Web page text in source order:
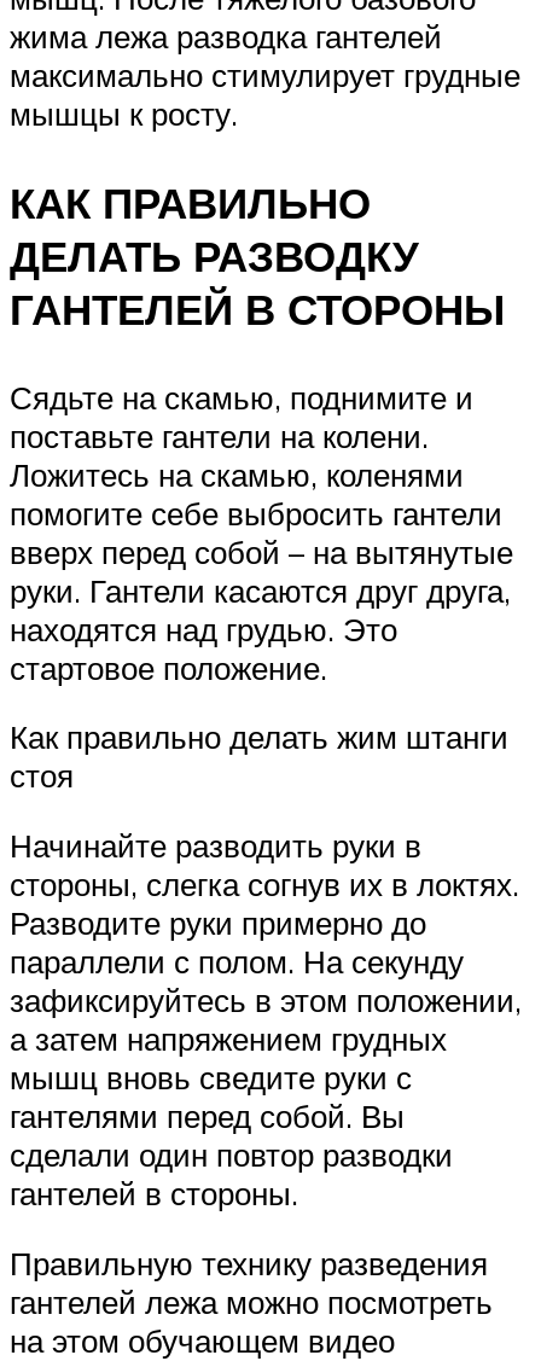
жима лежа разводка гантелей
максимально стимулирует грудные
мышцы к росту.
КАК ПРАВИЛЬНО
ДЕЛАТЬ РАЗВОДКУ
ГАНТЕЛЕЙ В СТОРОНЫ
Сядьте на скамью, поднимите и
поставьте гантели на колени.
Ложитесь на скамью, коленями
помогите себе выбросить гантели
вверх перед собой – на вытянутые
руки. Гантели касаются друг друга,
находятся над грудью. Это
стартовое положение.
Как правильно делать жим штанги
стоя
Начинайте разводить руки в
стороны, слегка согнув их в локтях.
Разводите руки примерно до
параллели с полом. На секунду
зафиксируйтесь в этом положении,
а затем напряжением грудных
мышц вновь сведите руки с
гантелями перед собой. Вы
сделали один повтор разводки
гантелей в стороны.
Правильную технику разведения
гантелей лежа можно посмотреть
на этом обучающем видео